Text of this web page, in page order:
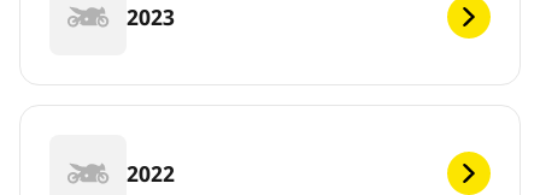
2023
2022